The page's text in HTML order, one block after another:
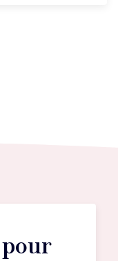
pour